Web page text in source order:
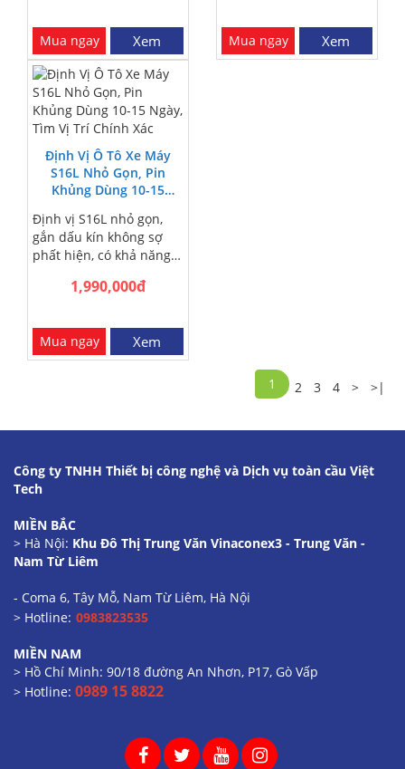
nơi trị giá 250.000đ.
Miễn phí lắp đặt tại nội
thành Hà Nội - Sài Gòn.
Miễn phí ship COD giao
hàng trên toàn quốc -
Nhận hàng trả tiền. Bảo
hành sản phẩm 18
tháng
Mua ngay Xem
nơi trị giá 200.000đ.
Miễn phí lắp đặt tại nội
thành Hà Nội - Sài Gòn.
Mua ngay Xem
Định Vị Ô Tô Xe Máy
S16L Nhỏ Gọn, Pin
Khủng Dùng 10-15
Xác
Định vị S16L nhỏ gọn,
gắn dấu kín không sợ
phất hiện, có khả năng
trong mọi điều kiện. Xác
đang ở đâu theo thời
gian thực. Biết rõ luôn
cả số nhà, tên đường,
1,990,000đ
Mua ngay Xem
1 2 3 4 > >|
Công ty TNHH Thiết bị công nghệ và Dịch vụ toàn cầu Việt
Tech
MIỀN BẮC
> Hà Nội: Khu Đô Thị Trung Văn Vinaconex3 - Trung Văn -
Nam Từ Liêm
- Coma 6, Tây Mỗ, Nam Từ Liêm, Hà Nội
> Hotline: 0983823535
MIỀN NAM
> Hồ Chí Minh: 90/18 đường An Nhơn, P17, Gò Vấp
> Hotline: 0989 15 8822